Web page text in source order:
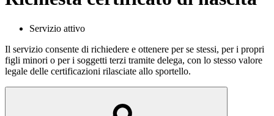
Servizio attivo
Il servizio consente di richiedere e ottenere per se stessi, per i propri
figli minori o per i soggetti terzi tramite delega, con lo stesso valore
legale delle certificazioni rilasciate allo sportello.